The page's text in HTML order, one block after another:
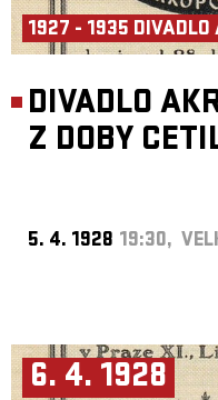
1927 - 1935 DIVADLO
DIVADLO
Z DOBY
5. 4. 1928 19:30,
6. 4. 1928